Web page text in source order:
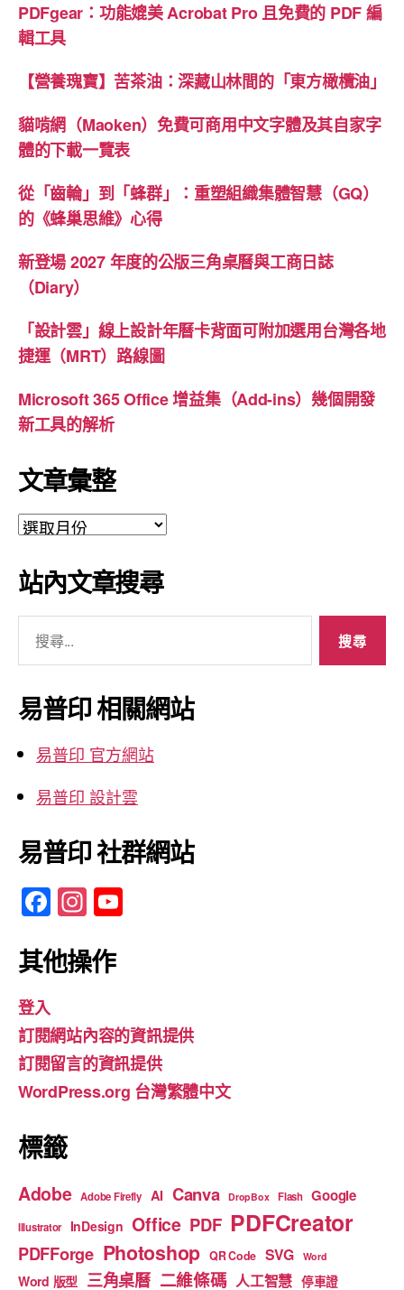
PDFgear：功能媲美 Acrobat Pro 且免費的 PDF 編
輯工具
【營養瑰寶】苦茶油：深藏山林間的「東方橄欖油」
貓啃網（Maoken）免費可商用中文字體及其自家字
體的下載一覽表
從「齒輪」到「蜂群」：重塑組織集體智慧（GQ）
的《蜂巢思維》心得
新登場 2027 年度的公版三角桌曆與工商日誌
（Diary）
「設計雲」線上設計年曆卡背面可附加選用台灣各地
捷運（MRT）路線圖
Microsoft 365 Office 增益集（Add-ins）幾個開發
新工具的解析
文章彙整
文
彙
整
站內文章搜尋
關
鍵
字:
易普印 相關網站
易普印 官方網站
易普印 設計雲
易普印 社群網站
F
c
b
o
o
k
In
a
a
m
u
b
e
其他操作
登入
訂閱網站內容的資訊提供
訂閱留言的資訊提供
WordPress.org 台灣繁體中文
標籤
Adobe Adobe Firefly AI Canva DropBox Flash Google
Illustrator InDesign Office PDF PDFCreator
PDFForge Photoshop QR Code SVG Word
Word 版型 三角桌曆 二維條碼 人工智慧 停車證